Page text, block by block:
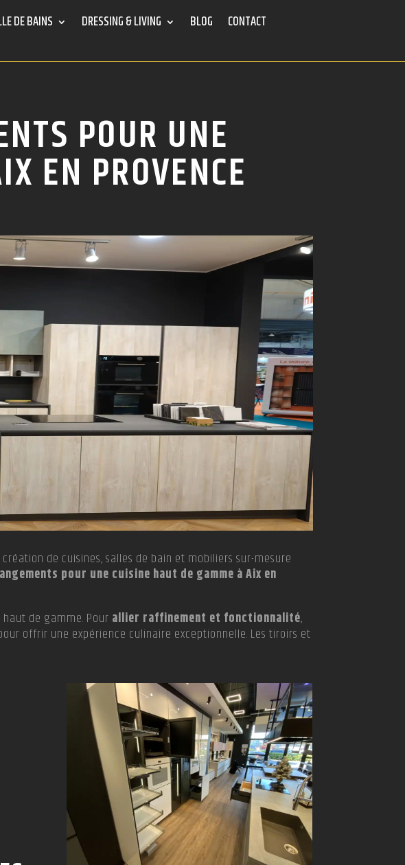
DE BAINS DRESSING & LIVING BLOG CONTACT
POUR UNE
EN PROVENCE
de cuisines, salles de bain et mobiliers sur-mesure
pour une cuisine haut de gamme à Aix en
de gamme. Pour allier raffinement et fonctionnalité,
offrir une expérience culinaire exceptionnelle. Les tiroirs et